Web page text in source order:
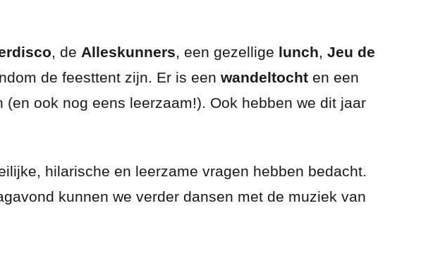
, de Alleskunners, een gezellige lunch, Jeu de
de feesttent zijn. Er is een wandeltocht en een
ook nog eens leerzaam!). Ook hebben we dit jaar
hilarische en leerzame vragen hebben bedacht.
kunnen we verder dansen met de muziek van